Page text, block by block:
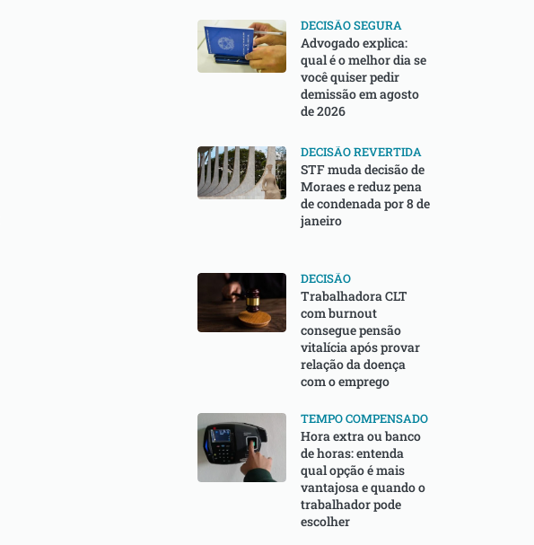
DECISÃO SEGURA
Advogado explica:
qual é o melhor dia se
você quiser pedir
demissão em agosto
de 2026
DECISÃO REVERTIDA
STF muda decisão de
Moraes e reduz pena
de condenada por 8 de
janeiro
DECISÃO
Trabalhadora CLT
com burnout
consegue pensão
vitalícia após provar
relação da doença
com o emprego
TEMPO COMPENSADO
Hora extra ou banco
de horas: entenda
qual opção é mais
vantajosa e quando o
trabalhador pode
escolher